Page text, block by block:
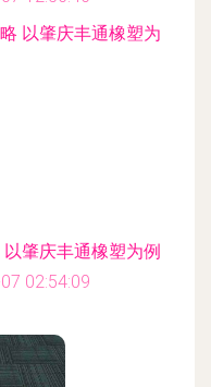
肇庆丰通橡塑为例
02:54:09